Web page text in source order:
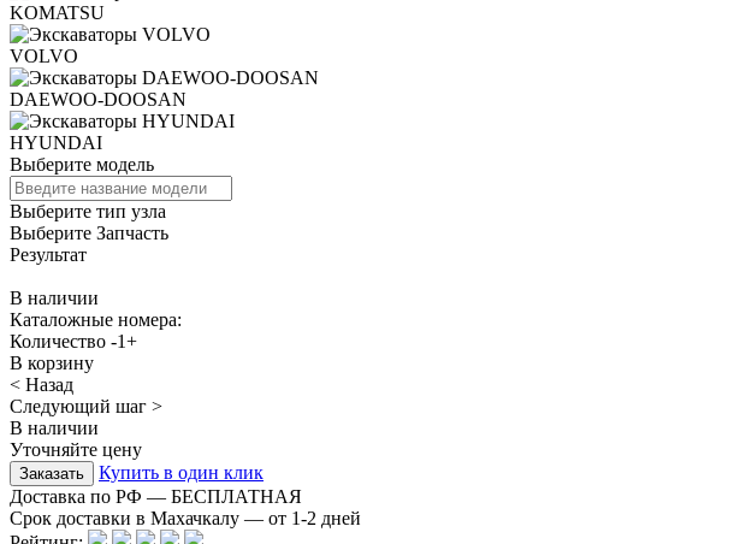
KOMATSU
VOLVO
DAEWOO-DOOSAN
HYUNDAI
Выберите модель
Выберите тип узла
Выберите Запчасть
Результат
В наличии
Каталожные номера:
Количество -1+
В корзину
< Назад
Следующий шаг >
В наличии
Уточняйте цену
Купить в один клик
Доставка по РФ — БЕСПЛАТНАЯ
Срок доставки в Махачкалу — от 1-2 дней